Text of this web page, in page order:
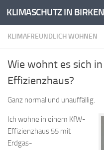
Zum Inhalt springen
KLIMASCHUTZ IN
KLIMAFREUNDLICH WOHNEN
Wie wohnt es sich
Effizienzhaus?
Ganz normal und unauffällig.
Ich wohne in einem KfW-
Effizienzhaus 55 mit
Erdgas-